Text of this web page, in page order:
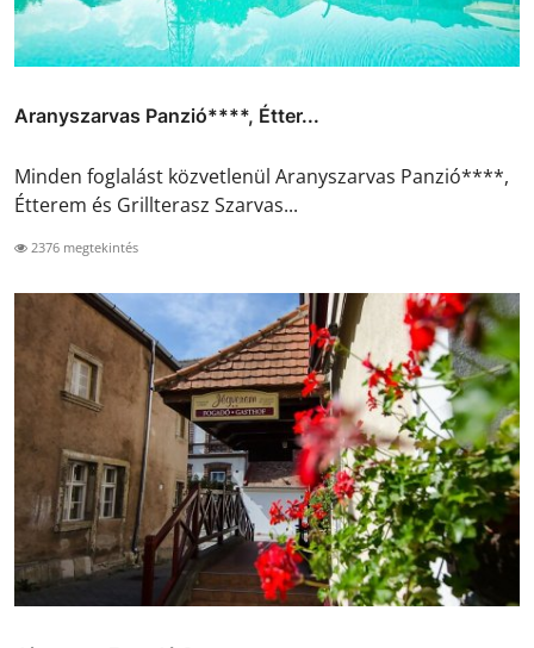
Aranyszarvas Panzió****, Étter...
Minden foglalást közvetlenül Aranyszarvas Panzió****,
Étterem és Grillterasz Szarvas...
2376 megtekintés